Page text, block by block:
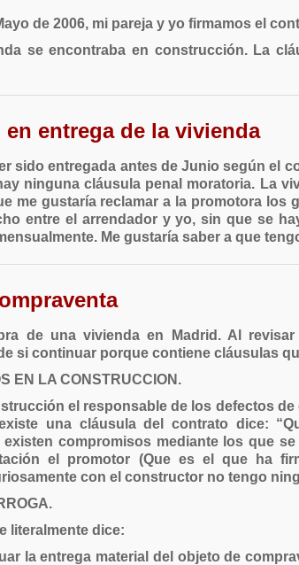
de 2006, mi pareja y yo firmamos el
se encontraba en construcción. La
entrega de la vivienda
sido entregada antes de Junio según el
ninguna cláusula penal moratoria. La
me gustaría reclamar a la promotora
entre el arrendador y yo, sin que se
Me gustaría saber a que
de una vivienda en Madrid. Al
si continuar porque contiene cláusulas
EN LA CONSTRUCCION.
el responsable de los defectos
una cláusula del contrato dice:
compromisos mediante los que
el promotor (Que es el que ha
con el constructor no tengo
literalmente dice:
entrega material del objeto de